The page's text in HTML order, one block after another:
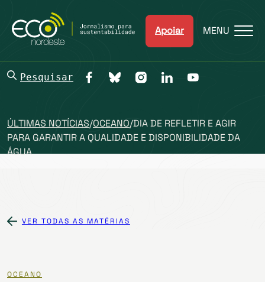
Apoiar MENU
Pesquisar
ÚLTIMAS NOTÍCIAS/OCEANO/DIA DE REFLETIR E AGIR
PARA GARANTIR A QUALIDADE E DISPONIBILIDADE DA
ÁGUA
VER TODAS AS MATÉRIAS
OCEANO